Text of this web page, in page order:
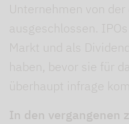
Unternehmen von
ausgeschlossen.
Markt und als
haben, bevor sie für
überhaupt infrage
In den vergangenen